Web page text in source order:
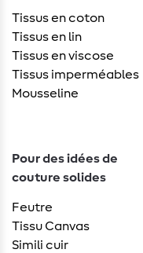
Tissus en coton
Tissus en lin
Tissus en viscose
Tissus imperméables
Mousseline
Pour des idées de
couture solides
Feutre
Tissu Canvas
Simili cuir